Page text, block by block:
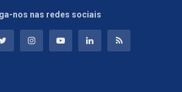
nos nas redes sociais